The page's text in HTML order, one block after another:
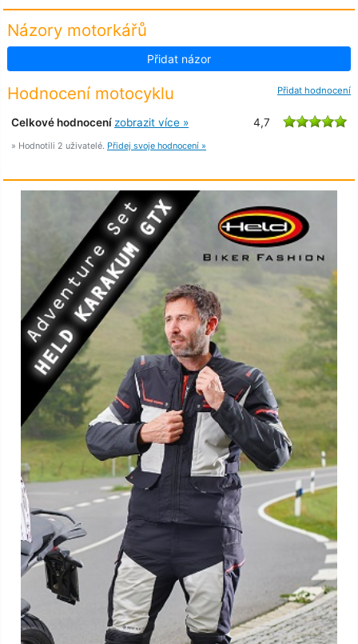
Názory motorkářů
Přidat názor
Přidat hodnocení
Hodnocení motocyklu
Celkové hodnocenízobrazit více » 4,7
» Hodnotili 2 uživatelé. Přidej svoje hodnocení »